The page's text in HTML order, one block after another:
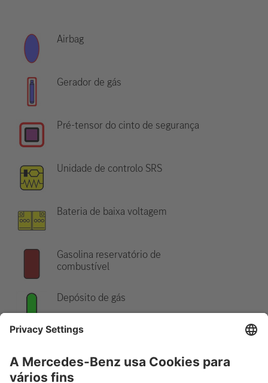
Airbag
Gerador de gás
Pré-tensor do cinto de segurança
Unidade de controlo SRS
Bateria de baixa voltagem
Gasolina reservatório de
combustível
Depósito de gás